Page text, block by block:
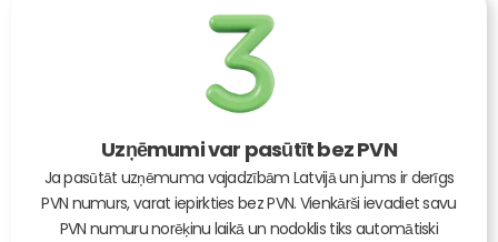
Uzņēmumi var pasūtīt bez PVN
Ja pasūtāt uzņēmuma vajadzībām Latvijā un jums ir derīgs
PVN numurs, varat iepirkties bez PVN. Vienkārši ievadiet savu
PVN numuru norēķinu laikā un nodoklis tiks automātiski